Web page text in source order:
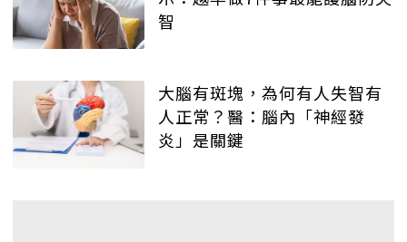
智
大腦有斑塊，為何有人失智有
人正常？醫：腦內「神經發
炎」是關鍵